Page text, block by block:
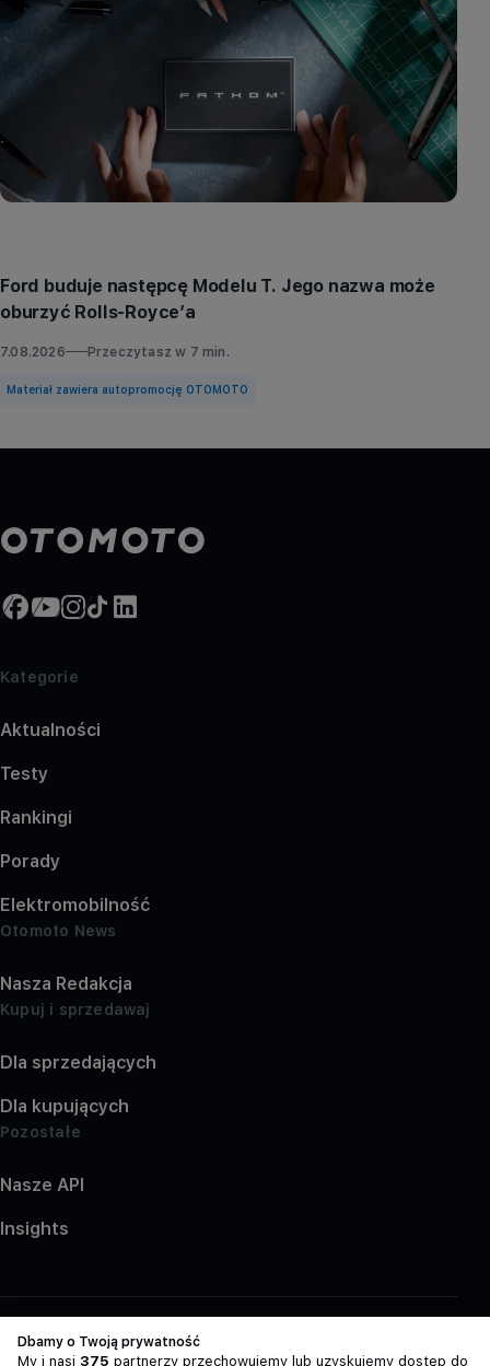
Ford buduje następcę Modelu T. Jego nazwa może
oburzyć Rolls-Royce’a
7.08.2026 Przeczytasz w 7 min.
Materiał zawiera autopromocję OTOMOTO
Kategorie
Aktualności
Testy
Rankingi
Porady
Elektromobilność
Otomoto News
Nasza Redakcja
Kupuj i sprzedawaj
Dla sprzedających
Dla kupujących
Pozostałe
Nasze API
Insights
Dbamy o Twoją prywatność
My i nasi 375 partnerzy przechowujemy lub uzyskujemy dostęp do